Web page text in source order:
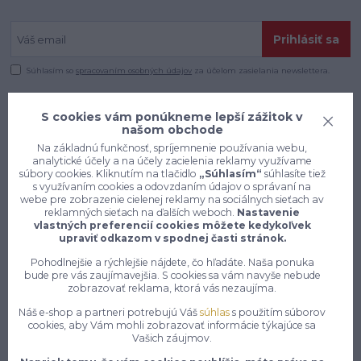
Prihlásiť sa
Súhlasím sospracovaním osobných údajov za účelom zasielania newslettera.
Konečne e-shop, kde nemusíte
vyberať medzi kvalitou a cenou,
pracovné aj voľnočasové oblečenie
pre mužov a ženy na jednom mieste,
S cookies vám ponúkneme lepší zážitok v
našom obchode
Na základnú funkčnosť, spríjemnenie používania webu,
analytické účely a na účely zacielenia reklamy využívame
súbory cookies. Kliknutím na tlačidlo „Súhlasím“ súhlasíte tiež
s využívaním cookies a odovzdaním údajov o správaní na
webe pre zobrazenie cielenej reklamy na sociálnych sieťach av
reklamných sieťach na ďalších weboch. Nastavenie
vlastných preferencií cookies môžete kedykoľvek
upraviť odkazom v spodnej časti stránok.
Pohodlnejšie a rýchlejšie nájdete, čo hľadáte. Naša ponuka
bude pre vás zaujímavejšia. S cookies sa vám navyše nebude
zobrazovať reklama, ktorá vás nezaujíma.
Náš e-shop a partneri potrebujú Vášsúhlas s použitím súborov
cookies, aby Vám mohli zobrazovať informácie týkajúce sa
Vašich záujmov.